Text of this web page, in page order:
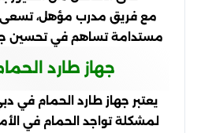
مع فريق مدرب مؤهل، تسعى
مستدامة تساهم في تحسين
جهاز طارد
يعتبر جهاز طارد الحمام في
لمشكلة تواجد الحمام في